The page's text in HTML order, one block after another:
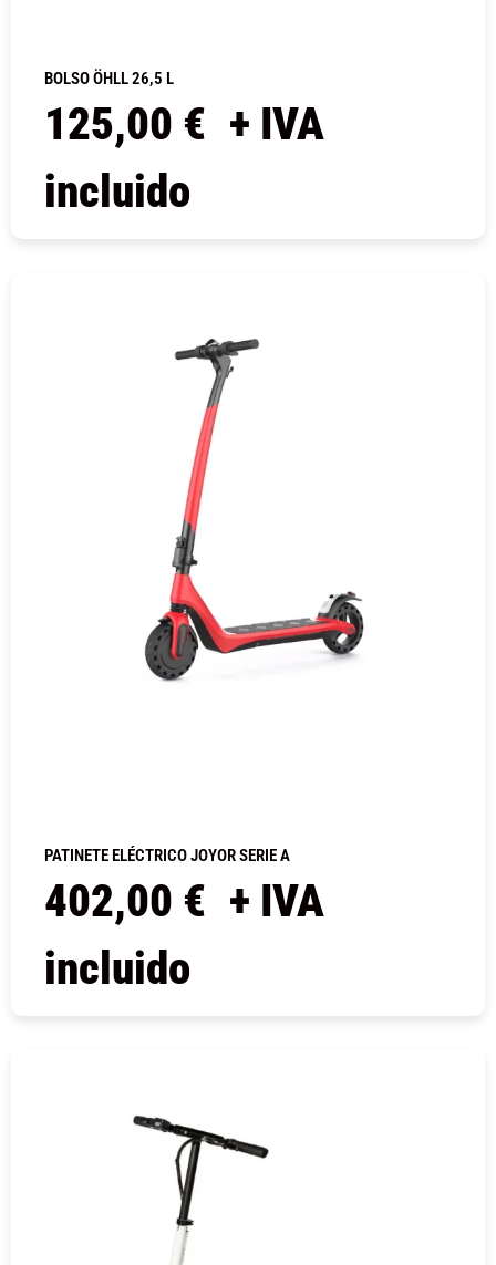
BOLSO ÖHLL 26,5 L
125,00 € + IVA
incluido
PATINETE ELÉCTRICO JOYOR SERIE A
402,00 € + IVA
incluido